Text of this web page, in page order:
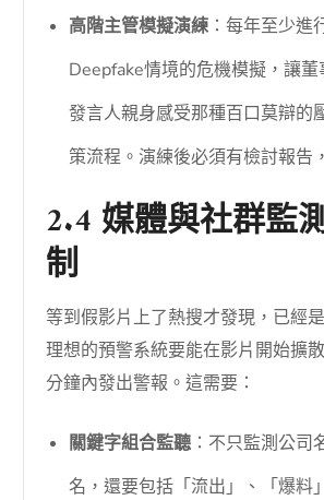
高階主管模擬演練 ：每年至少進
Deepfake情境的危機模擬，讓董
發言人親身感受那種百口莫辯的
策流程。演練後必須有檢討報告
2.4 媒體與社群監
制
等到假影片上了熱搜才發現，已經
理想的預警系統要能在影片開始擴
分鐘內發出警報。這需要：
關鍵字組合監聽 ：不只監測公司
名，還要包括「流出」、「爆料